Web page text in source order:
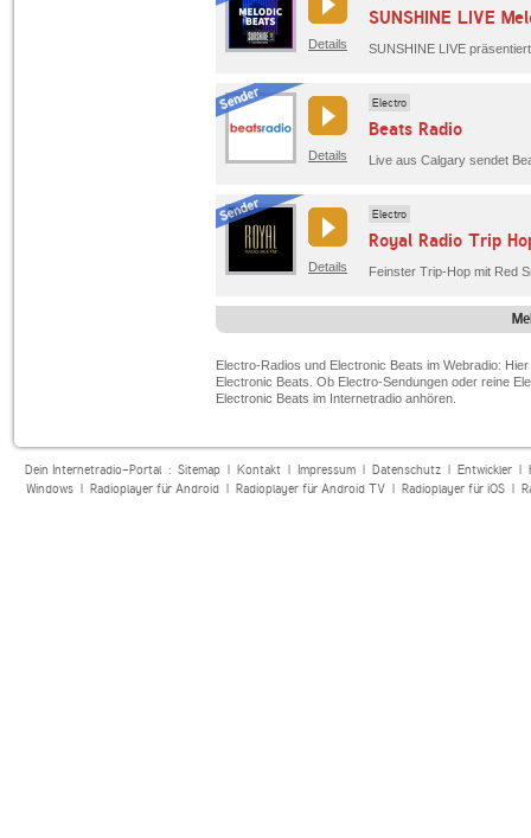
Details
SUNSHINE LIVE
Details
Electro
Beats Radio
Live aus Calgary sendet
Details
Electro
Royal Radio Trip
Electro-Radios und Electronic Beats im Webradio:
Electronic Beats. Ob Electro-Sendungen oder reine
Electronic Beats im Internetradio anhören.
Dein Internetradio-Portal : Sitemap| Kontakt| Impressum| Datenschutz| Entwickler|
Windows| Radioplayer für Android| Radioplayer für Android TV| Radioplayer für iOS|